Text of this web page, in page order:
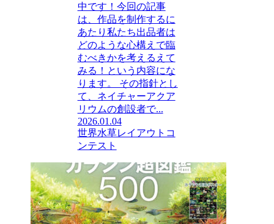
中です！今回の記事
は、作品を制作するに
あたり私たち出品者は
どのような心構えで臨
むべきかを考えるえて
みる！という内容にな
ります。 その指針とし
て、ネイチャーアクア
リウムの創設者で...
2026.01.04
世界水草レイアウトコ
ンテスト